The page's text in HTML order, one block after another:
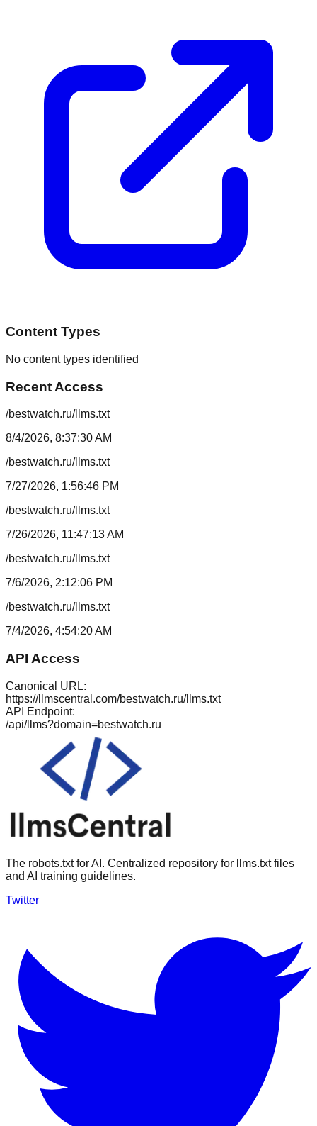
Content Types
No content types identified
Recent Access
/bestwatch.ru/llms.txt
8/4/2026, 8:37:30 AM
/bestwatch.ru/llms.txt
7/27/2026, 1:56:46 PM
/bestwatch.ru/llms.txt
7/26/2026, 11:47:13 AM
/bestwatch.ru/llms.txt
7/6/2026, 2:12:06 PM
/bestwatch.ru/llms.txt
7/4/2026, 4:54:20 AM
API Access
Canonical URL:
https://llmscentral.com/bestwatch.ru/llms.txt
API Endpoint:
/api/llms?domain=bestwatch.ru
The robots.txt for AI. Centralized repository for llms.txt files
and AI training guidelines.
Twitter